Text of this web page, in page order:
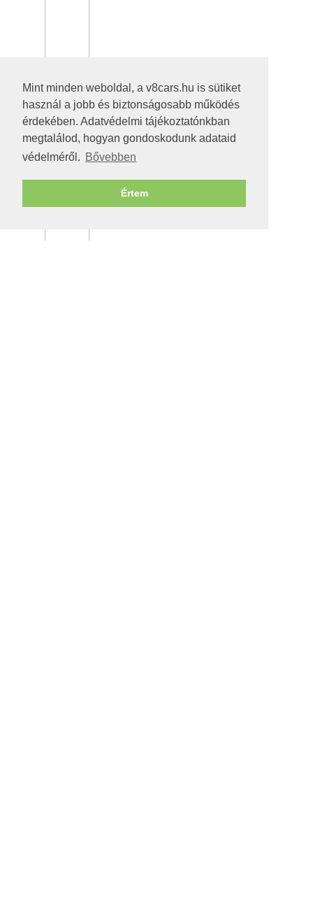
Mint minden weboldal, a v8cars.hu is sütiket
használ a jobb és biztonságosabb működés
érdekében. Adatvédelmi tájékoztatónkban
megtalálod, hogyan gondoskodunk adataid
védelméről. Bővebben
Értem